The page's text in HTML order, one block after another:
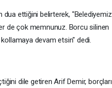
dua ettiğini belirterek, "Belediyemiz
de çok memnunuz. Borcu silinen
devam etsin" dedi.
dile getiren Arif Demir, borçları